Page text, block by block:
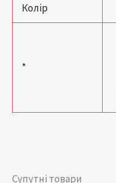
Колір
*
Супутні товари